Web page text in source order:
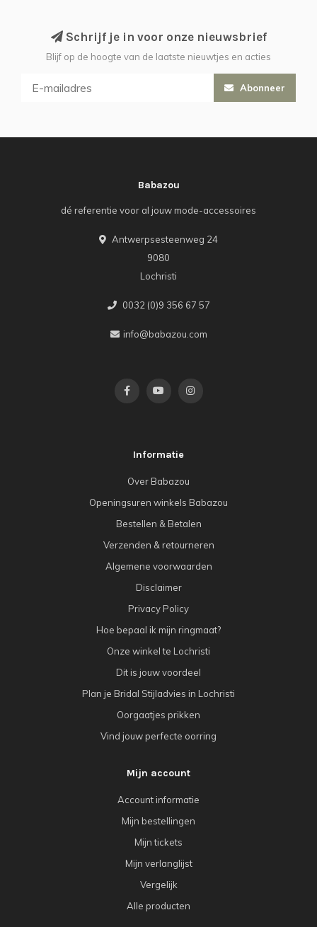
Schrijf je in voor onze nieuwsbrief
Blijf op de hoogte van de laatste nieuwtjes en acties
Abonneer
Babazou
dé referentie voor al jouw mode-accessoires
Antwerpsesteenweg 24
9080
Lochristi
0032 (0)9 356 67 57
info@babazou.com
Informatie
Over Babazou
Openingsuren winkels Babazou
Bestellen & Betalen
Verzenden & retourneren
Algemene voorwaarden
Disclaimer
Privacy Policy
Hoe bepaal ik mijn ringmaat?
Onze winkel te Lochristi
Dit is jouw voordeel
Plan je Bridal Stijladvies in Lochristi
Oorgaatjes prikken
Vind jouw perfecte oorring
Mijn account
Account informatie
Mijn bestellingen
Mijn tickets
Mijn verlanglijst
Vergelijk
Alle producten